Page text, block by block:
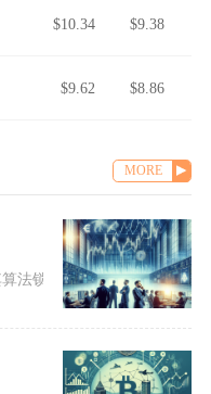
$10.34 $9.38
$9.62 $8.86
MORE
法锁定的绝对稀缺性、全球